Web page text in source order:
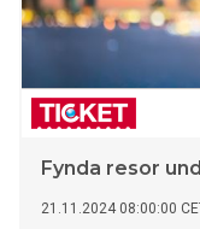
Fynda resor
21.11.2024 08:00:00